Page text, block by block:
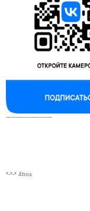
--------------------------
*-*-* 4box